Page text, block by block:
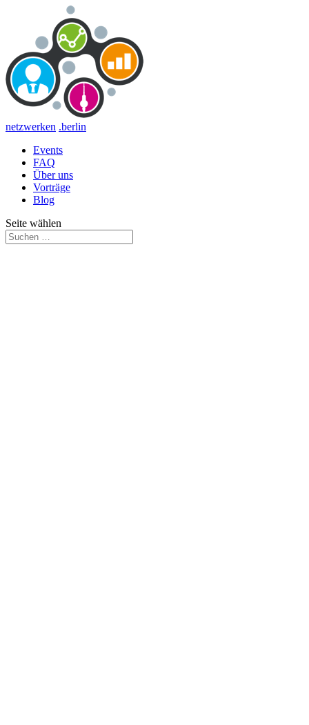
netzwerken .berlin
Events
FAQ
Über uns
Vorträge
Blog
Seite wählen